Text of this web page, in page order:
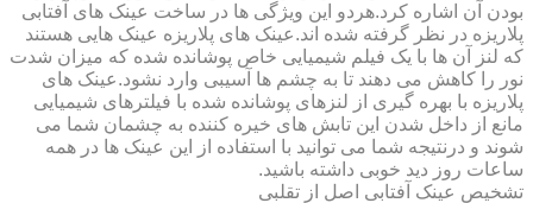
بودن آن اشاره کرد.هردو این ویژگی ها در ساخت عینک های آفتابی
پلاریزه در نظر گرفته شده اند.عینک های پلاریزه عینک هایی هستند
که لنز آن ها با یک فیلم شیمیایی خاص پوشانده شده که میزان شدت
نور را کاهش می دهند تا به چشم ها آسیبی وارد نشود.عینک های
پلاریزه با بهره گیری از لنزهای پوشانده شده با فیلترهای شیمیایی
مانع از داخل شدن این تابش های خیره کننده به چشمان شما می
شوند و درنتیجه شما می توانید با استفاده از این عینک ها در همه
ساعات روز دید خوبی داشته باشید.
تشخیص عینک آفتابی اصل از تقلبی